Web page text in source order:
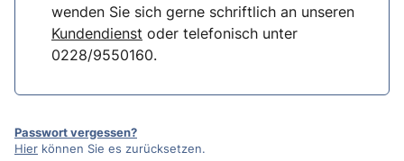
wenden Sie sich gerne schriftlich an unseren
Kundendienst oder telefonisch unter
0228/9550160.
Passwort vergessen?
Hier können Sie es zurücksetzen.